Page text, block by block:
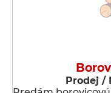
Prodej /